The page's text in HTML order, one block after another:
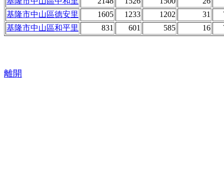
基隆市中山區德安里
1605 1233 1202 31
基隆市中山區和平里
831 601 585 16
離開